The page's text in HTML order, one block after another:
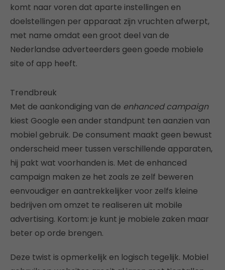
komt naar voren dat aparte instellingen en
doelstellingen per apparaat zijn vruchten afwerpt,
met name omdat een groot deel van de
Nederlandse adverteerders geen goede mobiele
site of app heeft.
Trendbreuk
Met de aankondiging van de enhanced campaign
kiest Google een ander standpunt ten aanzien van
mobiel gebruik. De consument maakt geen bewust
onderscheid meer tussen verschillende apparaten,
hij pakt wat voorhanden is. Met de enhanced
campaign maken ze het zoals ze zelf beweren
eenvoudiger en aantrekkelijker voor zelfs kleine
bedrijven om omzet te realiseren uit mobile
advertising. Kortom: je kunt je mobiele zaken maar
beter op orde brengen.
Deze twist is opmerkelijk en logisch tegelijk. Mobiel